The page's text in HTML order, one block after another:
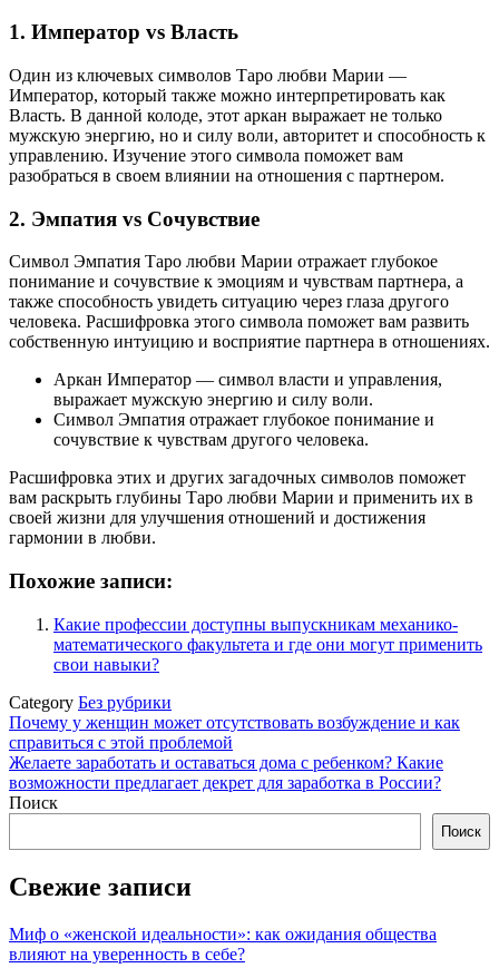
1. Император vs Власть
Один из ключевых символов Таро любви Марии —
Император, который также можно интерпретировать как
Власть. В данной колоде, этот аркан выражает не только
мужскую энергию, но и силу воли, авторитет и способность к
управлению. Изучение этого символа поможет вам
разобраться в своем влиянии на отношения с партнером.
2. Эмпатия vs Сочувствие
Символ Эмпатия Таро любви Марии отражает глубокое
понимание и сочувствие к эмоциям и чувствам партнера, а
также способность увидеть ситуацию через глаза другого
человека. Расшифровка этого символа поможет вам развить
собственную интуицию и восприятие партнера в отношениях.
Аркан Император — символ власти и управления,
выражает мужскую энергию и силу воли.
Символ Эмпатия отражает глубокое понимание и
сочувствие к чувствам другого человека.
Расшифровка этих и других загадочных символов поможет
вам раскрыть глубины Таро любви Марии и применить их в
своей жизни для улучшения отношений и достижения
гармонии в любви.
Похожие записи:
Какие профессии доступны выпускникам механико-
математического факультета и где они могут применить
свои навыки?
Category Без рубрики
Навигация
по
записям
Почему у женщин может отсутствовать возбуждение и как
справиться с этой проблемой
Желаете заработать и оставаться дома с ребенком? Какие
возможности предлагает декрет для заработка в России?
Поиск
Поиск
Свежие записи
Миф о «женской идеальности»: как ожидания общества
влияют на уверенность в себе?